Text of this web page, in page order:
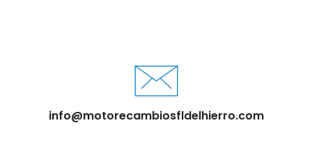
info@motorecambiosfldelhierro.com